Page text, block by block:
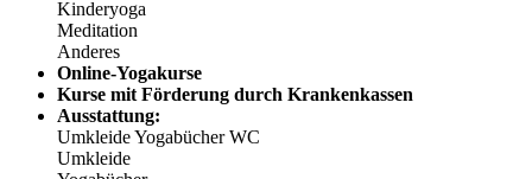
Kinderyoga
Meditation
Anderes
Online-Yogakurse
Kurse mit Förderung durch Krankenkassen
Ausstattung:
UmkleideYogabücherWC
Umkleide